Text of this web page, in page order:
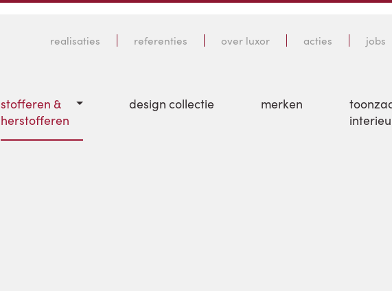
realisaties referenties over luxor acties jobs
stofferen &
herstofferen
design collectie merken